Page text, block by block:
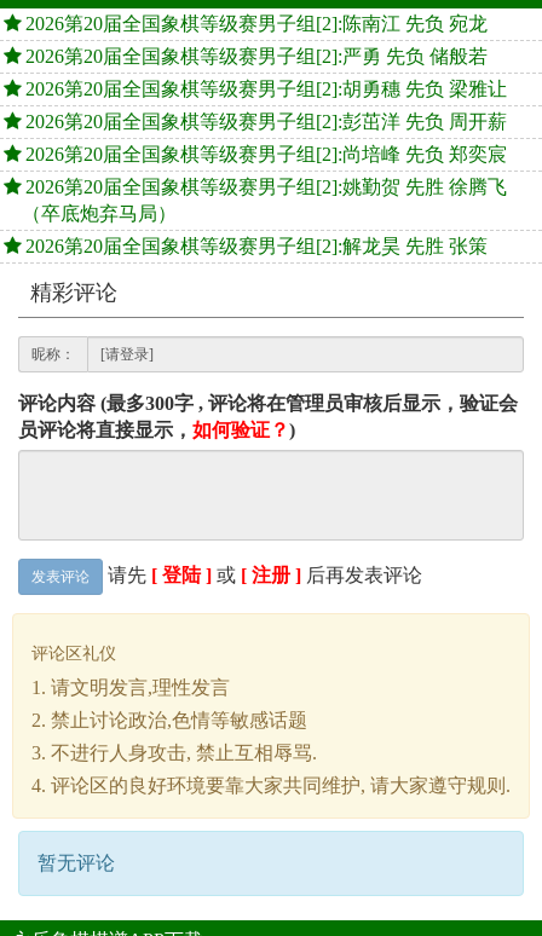
2026第20届全国象棋等级赛男子组[2]:陈南江 先负 宛龙
2026第20届全国象棋等级赛男子组[2]:严勇 先负 储般若
2026第20届全国象棋等级赛男子组[2]:胡勇穗 先负 梁雅让
2026第20届全国象棋等级赛男子组[2]:彭茁洋 先负 周开薪
2026第20届全国象棋等级赛男子组[2]:尚培峰 先负 郑奕宸
2026第20届全国象棋等级赛男子组[2]:姚勤贺 先胜 徐腾飞
（卒底炮弃马局）
2026第20届全国象棋等级赛男子组[2]:解龙昊 先胜 张策
精彩评论
昵称：
评论内容 (最多300字 , 评论将在管理员审核后显示，验证会
员评论将直接显示， 如何验证？)
发表评论 请先 [ 登陆 ] 或 [ 注册 ] 后再发表评论
评论区礼仪
1. 请文明发言,理性发言
2. 禁止讨论政治,色情等敏感话题
3. 不进行人身攻击, 禁止互相辱骂.
4. 评论区的良好环境要靠大家共同维护, 请大家遵守规则.
暂无评论